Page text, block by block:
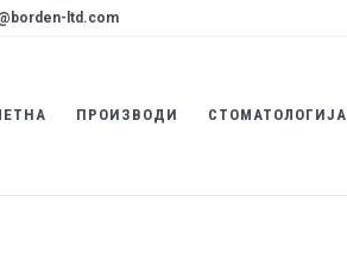
ltd.com
ПРОИЗВОДИ СТОМАТОЛОГИЈА